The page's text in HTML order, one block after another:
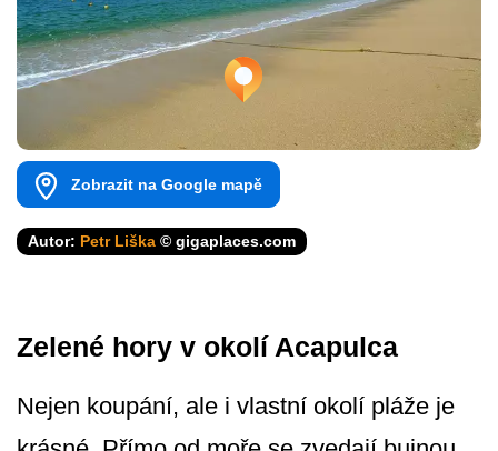
Zobrazit na Google mapě
Autor: Petr Liška © gigaplaces.com
Zelené hory v okolí Acapulca
Nejen koupání, ale i vlastní okolí pláže je